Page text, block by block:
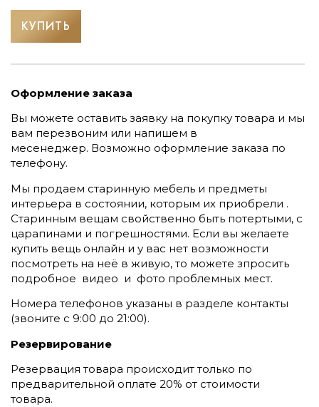
КУПИТЬ
Оформление заказа
Вы можете оставить заявку на покупку товара и мы
вам перезвоним или напишем в
месенеджер. Возможно оформление заказа по
телефону.
Мы продаем старинную мебель и предметы
интерьера в состоянии, которым их приобрели .
Старинным вещам свойственно быть потертыми, с
царапинами и погрешностями. Если вы желаете
купить вещь онлайн и у вас нет возможности
посмотреть на неё в живую, то можете зпросить
подробное видео и фото проблемных мест.
Номера телефонов указаны в разделе контакты
(звоните c 9:00 до 21:00).
Резервирование
Резервация товара происходит только по
предварительной оплате 20% от стоимости
товара.